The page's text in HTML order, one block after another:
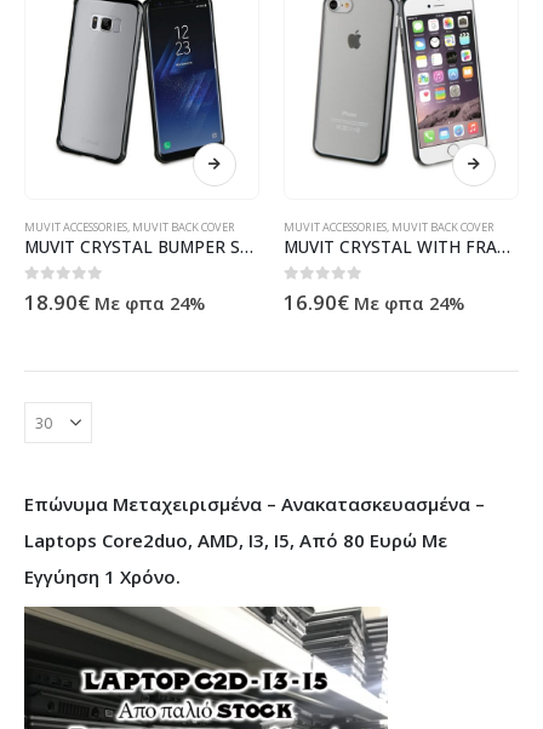
MUVIT ACCESSORIES, MUVIT BACK COVER
MUVIT CRYSTAL BUMPER SAMSUNG S8 PLUS black backcover
0 out of 5
18.90€ Με φπα 24%
MUVIT ACCESSORIES, MUVIT BACK COVER
MUVIT CRYSTAL WITH FRAME IPHONE 7 8 black backcover
0 out of 5
16.90€ Με φπα 24%
Επώνυμα Μεταχειρισμένα – Ανακατασκευασμένα –
Laptops Core2duo, AMD, I3, I5, Από 80 Ευρώ Με
Εγγύηση 1 Χρόνο.